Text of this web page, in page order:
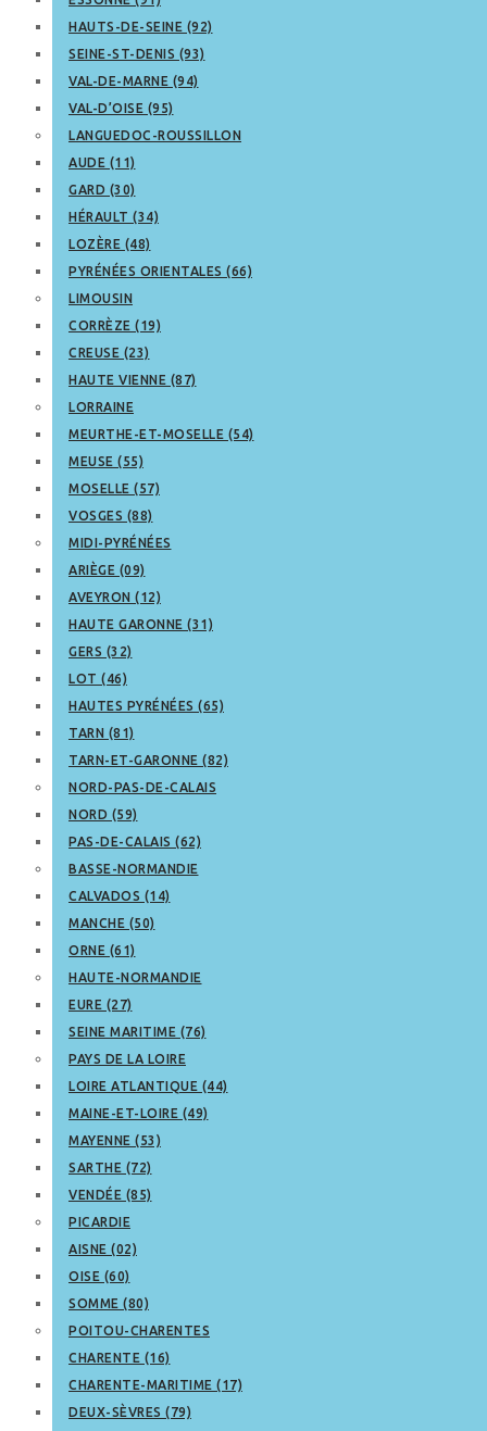
HAUTS-DE-SEINE (92)
SEINE-ST-DENIS (93)
VAL-DE-MARNE (94)
VAL-D’OISE (95)
LANGUEDOC-ROUSSILLON
AUDE (11)
GARD (30)
HÉRAULT (34)
LOZÈRE (48)
PYRÉNÉES ORIENTALES (66)
LIMOUSIN
CORRÈZE (19)
CREUSE (23)
HAUTE VIENNE (87)
LORRAINE
MEURTHE-ET-MOSELLE (54)
MEUSE (55)
MOSELLE (57)
VOSGES (88)
MIDI-PYRÉNÉES
ARIÈGE (09)
AVEYRON (12)
HAUTE GARONNE (31)
GERS (32)
LOT (46)
HAUTES PYRÉNÉES (65)
TARN (81)
TARN-ET-GARONNE (82)
NORD-PAS-DE-CALAIS
NORD (59)
PAS-DE-CALAIS (62)
BASSE-NORMANDIE
CALVADOS (14)
MANCHE (50)
ORNE (61)
HAUTE-NORMANDIE
EURE (27)
SEINE MARITIME (76)
PAYS DE LA LOIRE
LOIRE ATLANTIQUE (44)
MAINE-ET-LOIRE (49)
MAYENNE (53)
SARTHE (72)
VENDÉE (85)
PICARDIE
AISNE (02)
OISE (60)
SOMME (80)
POITOU-CHARENTES
CHARENTE (16)
CHARENTE-MARITIME (17)
DEUX-SÈVRES (79)